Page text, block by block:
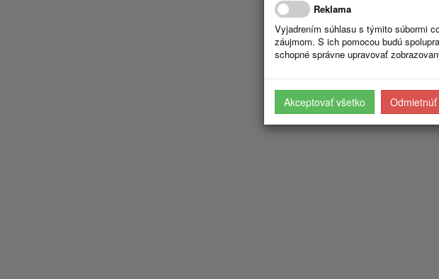
Reklama
Vyjadrením súhlasu s týmito súbormi
záujmom. S ich pomocou budú
schopné správne upravovať
Akceptovať všetko